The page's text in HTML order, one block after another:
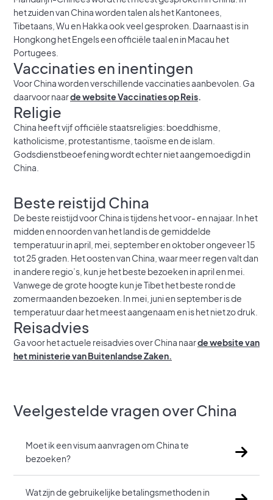
het zuiden van China worden talen als het Kantonees,
Tibetaans, Wu en Hakka ook veel gesproken. Daarnaast is in
Hongkong het Engels een officiële taal en in Macau het
Portugees.
Vaccinaties en inentingen
Voor China worden verschillende vaccinaties aanbevolen. Ga
daarvoor naarde website Vaccinaties op Reis.
Religie
China heeft vijf officiële staatsreligies: boeddhisme,
katholicisme, protestantisme, taoïsme en de islam.
Godsdienstbeoefening wordt echter niet aangemoedigd in
China.
Beste reistijd China
De beste reistijd voor China is tijdens het voor- en najaar. In het
midden en noorden van het land is de gemiddelde
temperatuur in april, mei, september en oktober ongeveer 15
tot 25 graden. Het oosten van China, waar meer regen valt dan
in andere regio’s, kun je het beste bezoeken in april en mei.
Vanwege de grote hoogte kun je Tibet het beste rond de
zomermaanden bezoeken. In mei, juni en september is de
temperatuur daar het meest aangenaam en is het niet zo druk.
Reisadvies
Ga voor het actuele reisadvies over China naarde website van
het ministerie van Buitenlandse Zaken.
Veelgestelde vragen over China
Moet ik een visum aanvragen om China te
bezoeken?
Wat zijn de gebruikelijke betalingsmethoden in